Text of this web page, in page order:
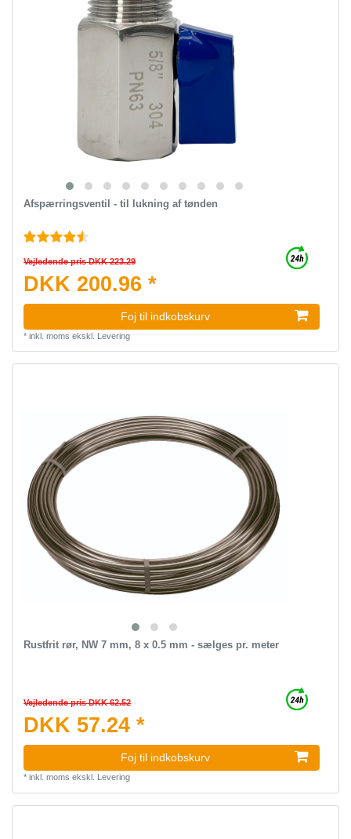
Afspærringsventil - til lukning af tønden
Vejledende pris DKK 223.29
DKK 200.96 *
Foj til indkobskurv
* inkl. moms ekskl. Levering
Rustfrit rør, NW 7 mm, 8 x 0.5 mm - sælges pr. meter
Vejledende pris DKK 62.52
DKK 57.24 *
Foj til indkobskurv
* inkl. moms ekskl. Levering